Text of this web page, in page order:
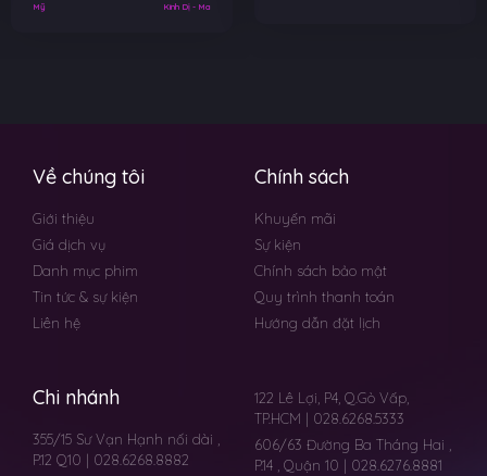
Mỹ Kinh Dị - Ma
Về chúng tôi
Giới thiệu
Giá dịch vụ
Danh mục phim
Tin tức & sự kiện
Liên hệ
Chính sách
Khuyến mãi
Sự kiện
Chính sách bảo mật
Quy trình thanh toán
Hướng dẫn đặt lịch
Chi nhánh
355/15 Sư Vạn Hạnh nối dài ,
P.12 Q10 | 028.6268.8882
122 Lê Lợi, P4, Q.Gò Vấp,
TP.HCM | 028.6268.5333
606/63 Đường Ba Tháng Hai ,
P.14 , Quận 10 | 028.6276.8881